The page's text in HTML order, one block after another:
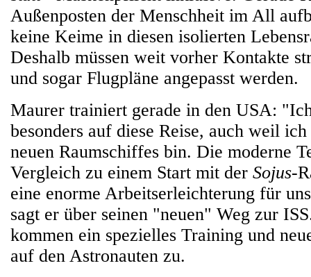
Außenposten der Menschheit im All
keine Keime in diesen isolierten
Deshalb müssen weit vorher Kontakte
und sogar Flugpläne angepasst werden.
Maurer trainiert gerade in den USA:
besonders auf diese Reise, auch weil
neuen Raumschiffes bin. Die moderne
Vergleich zu einem Start mit der Sojus-
eine enorme Arbeitserleichterung für
sagt er über seinen "neuen" Weg zur
kommen ein spezielles Training und
auf den Astronauten zu.